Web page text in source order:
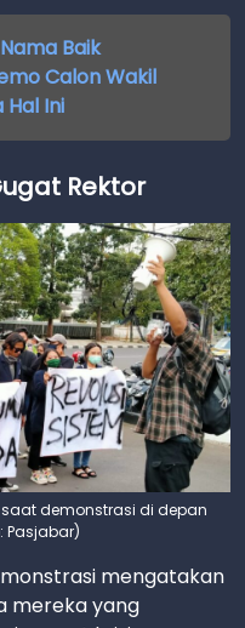
Baik
Calon Wakil
Ini
Rektor
demonstrasi di depan
Pasjabar)
mengatakan
mereka yang